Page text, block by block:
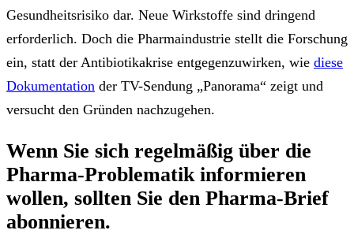
Gesundheitsrisiko dar. Neue Wirkstoffe sind dringend
erforderlich. Doch die Pharmaindustrie stellt die Forschung
ein, statt der Antibiotikakrise entgegenzuwirken, wie diese
Dokumentation der TV-Sendung „Panorama“ zeigt und
versucht den Gründen nachzugehen.
Wenn Sie sich regelmäßig über die
Pharma-Problematik informieren
wollen, sollten Sie den Pharma-Brief
abonnieren.